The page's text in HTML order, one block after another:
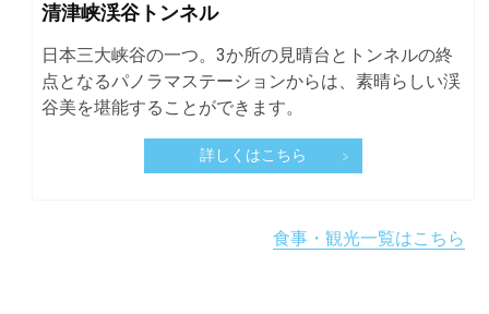
清津峡渓谷トンネル
日本三大峡谷の一つ。3か所の見晴台とトンネルの終
点となるパノラマステーションからは、素晴らしい渓
谷美を堪能することができます。
詳しくはこちら
食事・観光一覧はこちら